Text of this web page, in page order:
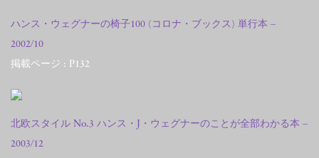
ハンス・ウェグナーの椅子100 (コロナ・ブックス) 単行本 –
2002/10
掲載ページ : P132
北欧スタイル No.3 ハンス・J・ウェグナーのことが全部わかる本 –
2003/12